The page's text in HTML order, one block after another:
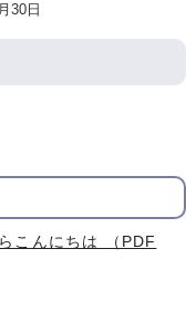
日
こんにちは （PDF